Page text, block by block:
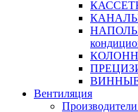
ВИННЫЕ
Вентиляция